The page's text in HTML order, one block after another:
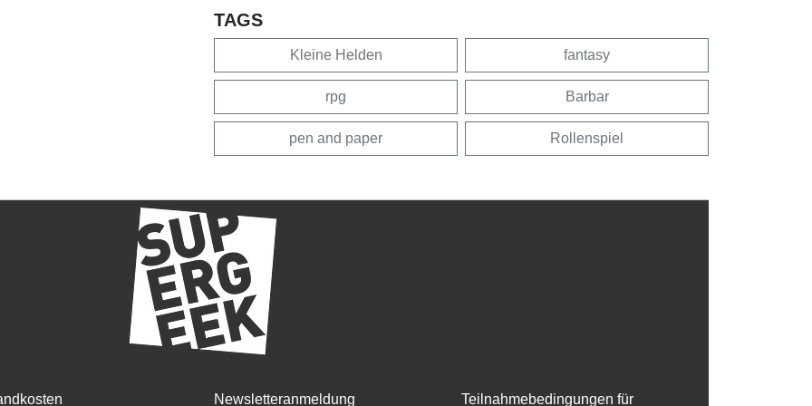
TAGS
Kleine Helden fantasy
rpg Barbar
pen and paper Rollenspiel
Newsletteranmeldung Teilnahmebedingungen für